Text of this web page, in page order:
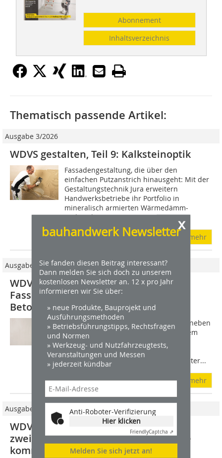
Abonnement
Inhaltsverzeichnis
x
bauhandwerk Newsletter
Sie fanden diesen Beitrag interessant?
Dann melden Sie sich doch zu unserem
kostenlosen Newsletter an. 12 x pro Jahr
informieren wir Sie über:
» neue Produkte, Bauprojekt und
Ausführungsmethoden
» Betriebsführungstipps, Rechtsfragen
und Normen
» Werkzeug- und Nutzfahrzeugtests,
Veranstaltungen und Messen
» jederzeit kündbar
Anti-Roboter-Verifizierung
Hier klicken
FriendlyCaptcha ⇗
Melden Sie sich jetzt an!
Thematisch passende Artikel:
Ausgabe 3/2026
WDVS gestalten, Teil 9: Kalksteinoptik
Fassadengestaltung, die über den
einfachen Putzanstrich hinausgeht: Mit der
Gestaltungstechnik Jura erweitern
Handwerksbetriebe ihr Portfolio in
mineralisch armierten Wärmedämm-
Verbundsystemen. Die...
mehr
Ausgabe 5/2025
WDVS gestalten, Teil 1: Zeitlose
Fassadengestaltung in puristischer
Betonoptik
Wer seine Fassade modernisiert, legt neben
energetischen Anforderungen vor allem
Wert auf eine attraktive Gestaltung.
Zunehmend gefragt: der puristische
Charakter von Beton. Dank strukturierter...
mehr
Ausgabe 6/2026
WDVS gestalten, Teil 12: Wie der
zweifarbige Rillenputz an die Fassade
kommt